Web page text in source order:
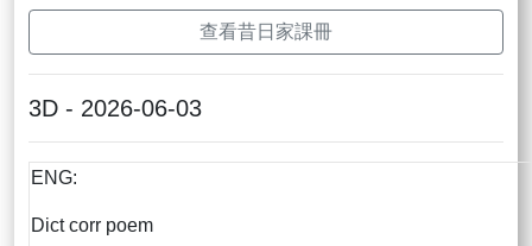
查看昔日家課冊
3D - 2026-06-03
ENG:
Dict corr poem